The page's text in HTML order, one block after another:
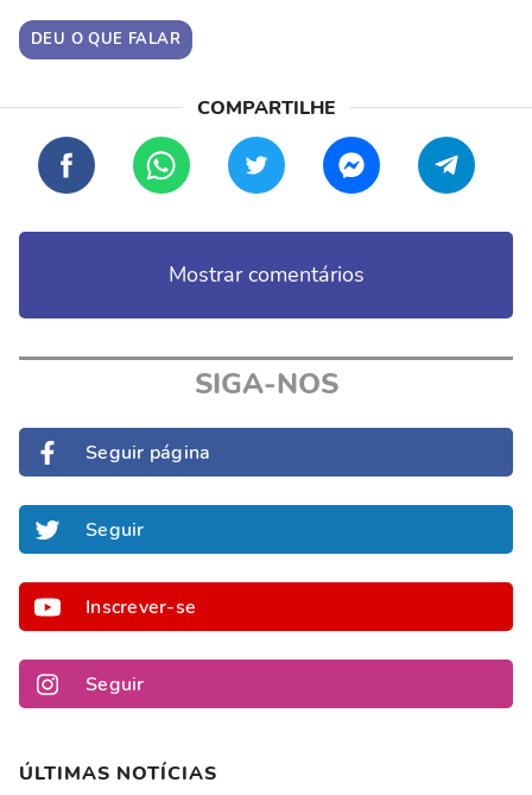
DEU O QUE FALAR
Mostrar comentários
SIGA-NOS
Seguir página
Seguir
Inscrever-se
Seguir
ÚLTIMAS NOTÍCIAS